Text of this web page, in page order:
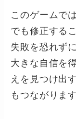
このゲームで
でも修正する
失敗を恐れず
大きな自信を
えを見つけ出
もつながります